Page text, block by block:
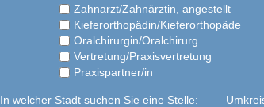
Zahnarzt/Zahnärztin, angestellt
Kieferorthopädin/Kieferorthopäde
Oralchirurgin/Oralchirurg
Vertretung/Praxisvertretung
Praxispartner/in
In welcher Stadt suchen Sie eine Stelle: